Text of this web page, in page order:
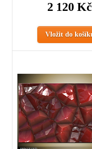
2 120 Kč
Vložit do